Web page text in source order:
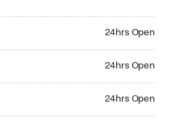
24hrs Open
24hrs Open
24hrs Open